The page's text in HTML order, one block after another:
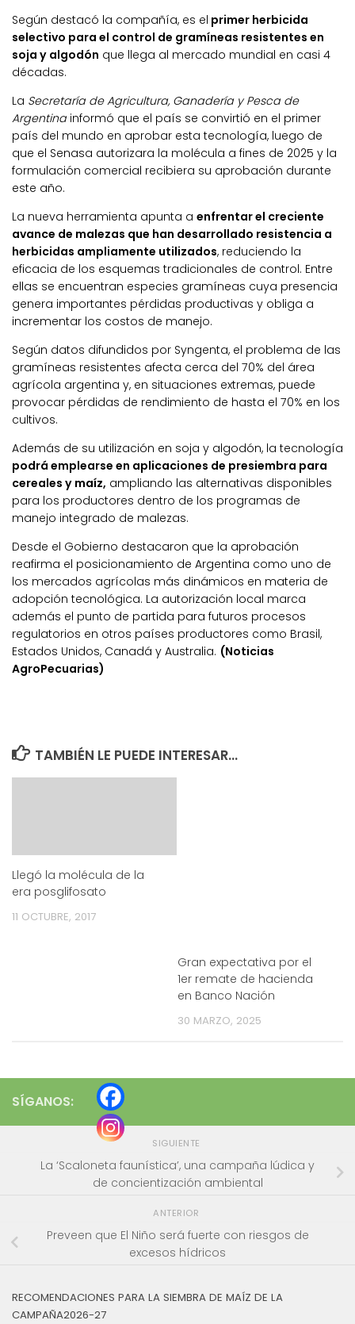
Según destacó la compañía, es el primer herbicida
selectivo para el control de gramíneas resistentes en
soja y algodón que llega al mercado mundial en casi 4
décadas.
La Secretaría de Agricultura, Ganadería y Pesca de
Argentinainformó que el país se convirtió en el primer
país del mundo en aprobar esta tecnología, luego de
que el Senasa autorizara la molécula a fines de 2025 y la
formulación comercial recibiera su aprobación durante
este año.
La nueva herramienta apunta a enfrentar el creciente
avance de malezas que han desarrollado resistencia a
herbicidas ampliamente utilizados, reduciendo la
eficacia de los esquemas tradicionales de control. Entre
ellas se encuentran especies gramíneas cuya presencia
genera importantes pérdidas productivas y obliga a
incrementar los costos de manejo.
Según datos difundidos por Syngenta, el problema de las
gramíneas resistentes afecta cerca del 70% del área
agrícola argentina y, en situaciones extremas, puede
provocar pérdidas de rendimiento de hasta el 70% en los
cultivos.
Además de su utilización en soja y algodón, la tecnología
podrá emplearse en aplicaciones de presiembra para
cereales y maíz, ampliando las alternativas disponibles
para los productores dentro de los programas de
manejo integrado de malezas.
Desde el Gobierno destacaron que la aprobación
reafirma el posicionamiento de Argentina como uno de
los mercados agrícolas más dinámicos en materia de
adopción tecnológica. La autorización local marca
además el punto de partida para futuros procesos
regulatorios en otros países productores como Brasil,
Estados Unidos, Canadá y Australia. (Noticias
AgroPecuarias)
TAMBIÉN LE PUEDE INTERESAR...
Llegó la molécula de la
era posglifosato
11 OCTUBRE, 2017
Gran expectativa por el
1er remate de hacienda
en Banco Nación
30 MARZO, 2025
SÍGANOS:
SIGUIENTE
La ‘Scaloneta faunística’, una campaña lúdica y
de concientización ambiental
ANTERIOR
Preveen que El Niño será fuerte con riesgos de
excesos hídricos
RECOMENDACIONES PARA LA SIEMBRA DE MAÍZ DE LA
CAMPAÑA2026-27